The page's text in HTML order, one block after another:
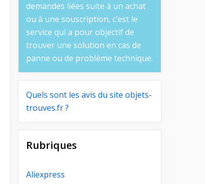
demandes liées suite à un achat
ou à une souscription, c’est le
service qui a pour objectif de
trouver une solution en cas de
panne ou de problème technique.
Quels sont les avis du site objets-
trouves.fr ?
Rubriques
Aliexpress